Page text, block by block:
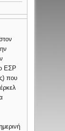
ΕΣΡ
που